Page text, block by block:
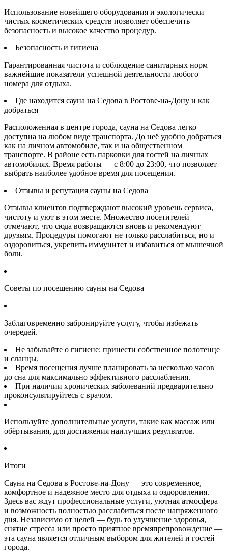
Использование новейшего оборудования и экологически
чистых косметических средств позволяет обеспечить
безопасность и высокое качество процедур.
Безопасность и гигиена
Гарантированная чистота и соблюдение санитарных норм —
важнейшие показатели успешной деятельности любого
номера для отдыха.
Где находится сауна на Седова в Ростове-на-Дону и как
добраться
Расположенная в центре города, сауна на Седова легко
доступна на любом виде транспорта. До неё удобно добраться
как на личном автомобиле, так и на общественном
транспорте. В районе есть парковки для гостей на личных
автомобилях. Время работы — с 8:00 до 23:00, что позволяет
выбрать наиболее удобное время для посещения.
Отзывы и репутация сауны на Седова
Отзывы клиентов подтверждают высокий уровень сервиса,
чистоту и уют в этом месте. Множество посетителей
отмечают, что сюда возвращаются вновь и рекомендуют
друзьям. Процедуры помогают не только расслабиться, но и
оздоровиться, укрепить иммунитет и избавиться от мышечной
боли.
Советы по посещению сауны на Седова
Заблаговременно забронируйте услугу, чтобы избежать
очередей.
Не забывайте о гигиене: принести собственное полотенце
и сланцы.
Время посещения лучше планировать за несколько часов
до сна для максимально эффективного расслабления.
При наличии хронических заболеваний предварительно
проконсультируйтесь с врачом.
Используйте дополнительные услуги, такие как массаж или
обёртывания, для достижения наилучших результатов.
Итоги
Сауна на Седова в Ростове-на-Дону — это современное,
комфортное и надежное место для отдыха и оздоровления.
Здесь вас ждут профессиональные услуги, уютная атмосфера
и возможность полностью расслабиться после напряженного
дня. Независимо от целей — будь то улучшение здоровья,
снятие стресса или просто приятное времяпрепровождение —
эта сауна является отличным выбором для жителей и гостей
города.